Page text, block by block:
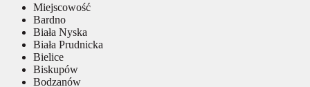
Miejscowość
Bardno
Biała Nyska
Biała Prudnicka
Bielice
Biskupów
Bodzanów